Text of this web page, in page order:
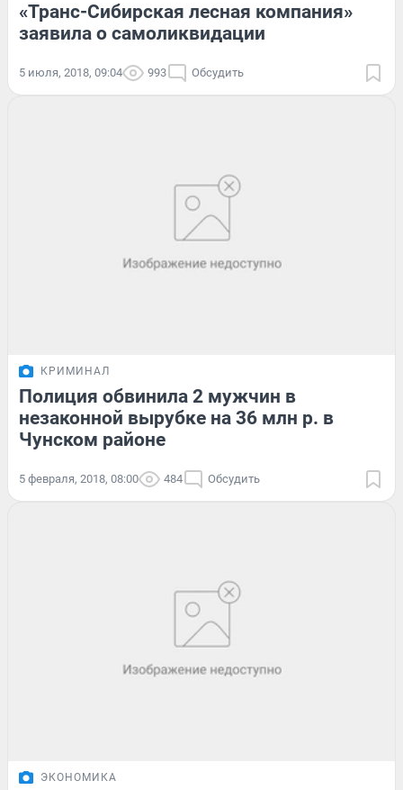
«Транс-Сибирская лесная компания»
заявила о самоликвидации
5 июля, 2018, 09:04 993 Обсудить
КРИМИНАЛ
Полиция обвинила 2 мужчин в
незаконной вырубке на 36 млн р. в
Чунском районе
5 февраля, 2018, 08:00 484 Обсудить
ЭКОНОМИКА